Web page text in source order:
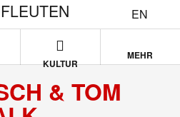
EN
KULTUR
MEHR
& TOM